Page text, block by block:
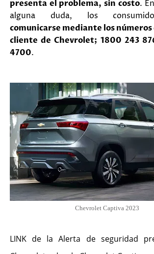
presenta el problema, sin costo.
alguna duda, los
comunicarse mediante los
cliente de Chevrolet; 1800 243
4700.
Chevrolet Captiva 2023
LINK de la Alerta de seguridad